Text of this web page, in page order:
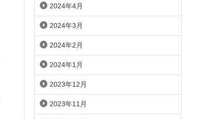
2024年4月
2024年3月
2024年2月
2024年1月
2023年12月
2023年11月